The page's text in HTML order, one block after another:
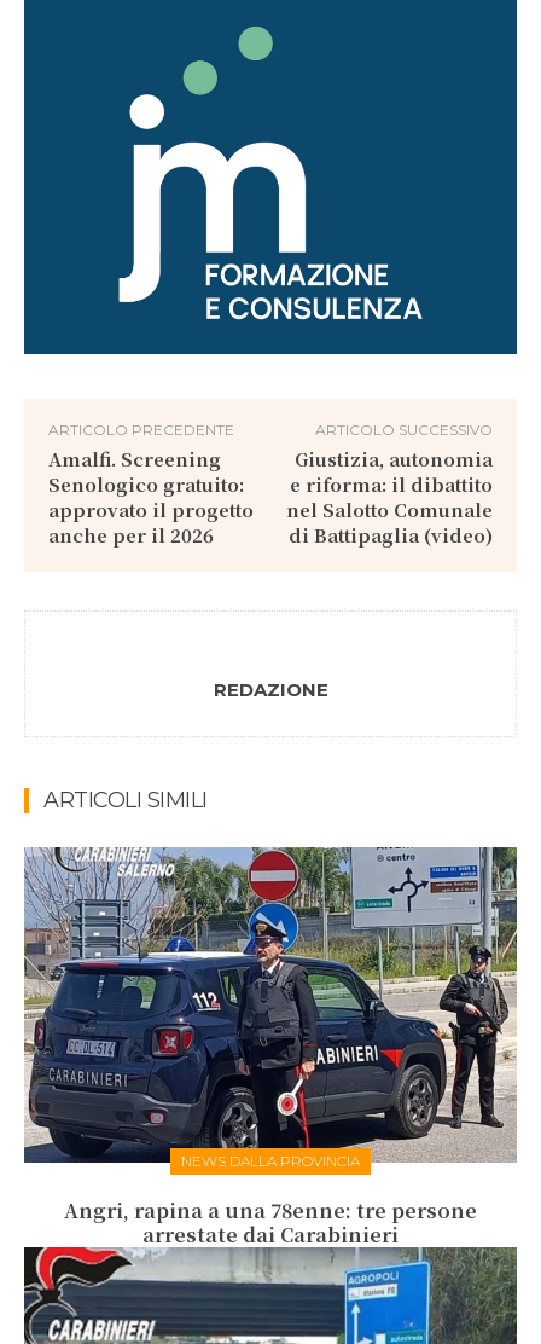
ARTICOLO PRECEDENTE
Amalfi. Screening
Senologico gratuito:
approvato il progetto
anche per il 2026
ARTICOLO SUCCESSIVO
Giustizia, autonomia
e riforma: il dibattito
nel Salotto Comunale
di Battipaglia (video)
REDAZIONE
ARTICOLI SIMILI
NEWS DALLA PROVINCIA
Angri, rapina a una 78enne: tre persone
arrestate dai Carabinieri